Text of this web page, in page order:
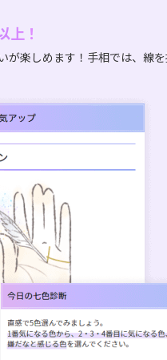
上！
が楽しめます！手相では、線